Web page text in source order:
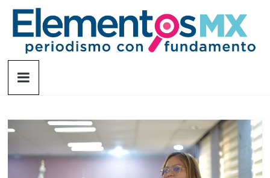
Saltar
contenido
Elementosmx
fundamento